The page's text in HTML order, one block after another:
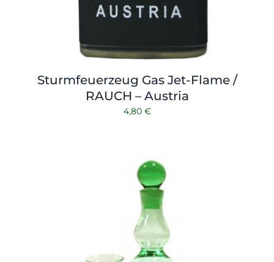
Sturmfeuerzeug Gas Jet-Flame /
RAUCH – Austria
4,80 €